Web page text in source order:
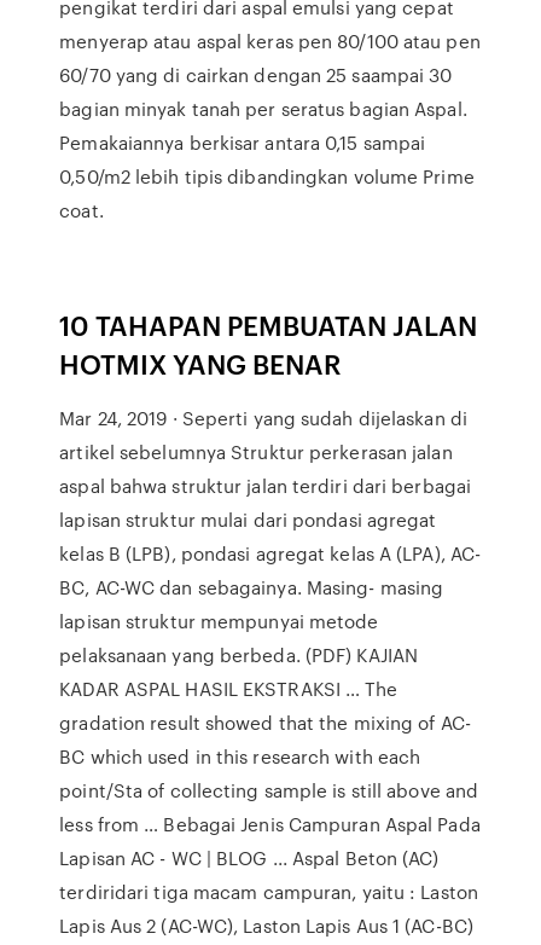
pengikat terdiri dari aspal emulsi yang cepat
menyerap atau aspal keras pen 80/100 atau pen
60/70 yang di cairkan dengan 25 saampai 30
bagian minyak tanah per seratus bagian Aspal.
Pemakaiannya berkisar antara 0,15 sampai
0,50/m2 lebih tipis dibandingkan volume Prime
coat.
10 TAHAPAN PEMBUATAN JALAN
HOTMIX YANG BENAR
Mar 24, 2019 · Seperti yang sudah dijelaskan di
artikel sebelumnya Struktur perkerasan jalan
aspal bahwa struktur jalan terdiri dari berbagai
lapisan struktur mulai dari pondasi agregat
kelas B (LPB), pondasi agregat kelas A (LPA), AC-
BC, AC-WC dan sebagainya. Masing- masing
lapisan struktur mempunyai metode
pelaksanaan yang berbeda. (PDF) KAJIAN
KADAR ASPAL HASIL EKSTRAKSI … The
gradation result showed that the mixing of AC-
BC which used in this research with each
point/Sta of collecting sample is still above and
less from … Bebagai Jenis Campuran Aspal Pada
Lapisan AC - WC | BLOG ... Aspal Beton (AC)
terdiridari tiga macam campuran, yaitu : Laston
Lapis Aus 2 (AC-WC), Laston Lapis Aus 1 (AC-BC)